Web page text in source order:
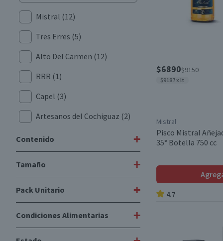
Mistral (12)
Tres Erres (5)
Alto Del Carmen (12)
RRR (1)
Capel (3)
Artesanos del Cochiguaz (2)
Republicano
La Serena(1)
Diablo (3)
Campanario(3)
Horcón Quemado
Contenido +
1 L
700 cc
(4)
750 cc(1)
750 cc(14)
Tamaño +
- (3)
Familiar(9)
Individual(7)
Pack Unitario +
Unitario(15)
Condiciones Alimentarias +
$6890$9150
$9187 x lt
Mistral
Pisco Mistral
35° Botella 750 cc
4.7